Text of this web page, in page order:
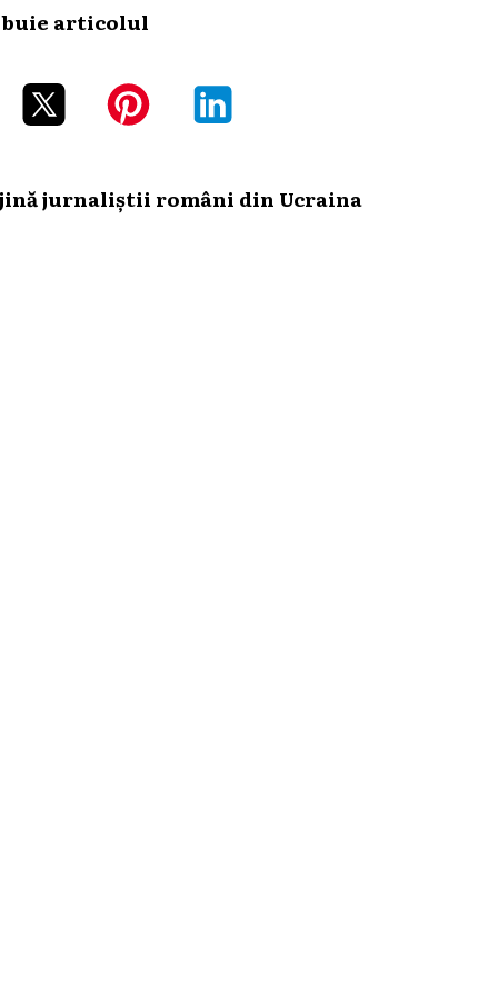
articolul
jurnaliștii români din Ucraina